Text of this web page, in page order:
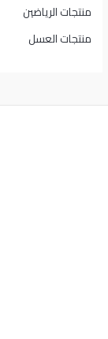
منتجات الرياضين
منتجات العسل